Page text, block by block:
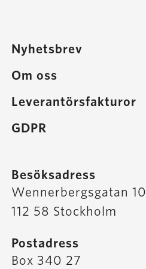
Nyhetsbrev
Om oss
Leverantörsfakturor
GDPR
Besöksadress
Wennerbergsgatan 10
112 58 Stockholm
Postadress
Box 340 27